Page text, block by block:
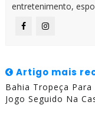
entretenimento,
Artigo mais
Bahia Tropeça Para
Jogo Seguido Na